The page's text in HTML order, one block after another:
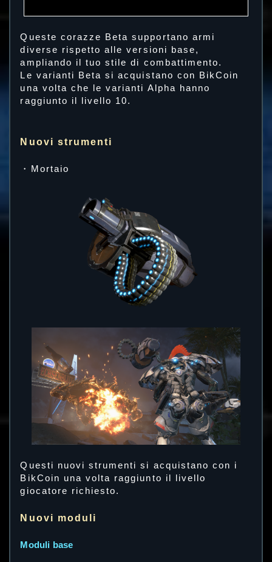
Queste corazze Beta supportano armi
diverse rispetto alle versioni base,
ampliando il tuo stile di combattimento.
Le varianti Beta si acquistano con BikCoin
una volta che le varianti Alpha hanno
raggiunto il livello 10.
Nuovi strumenti
・Mortaio
Questi nuovi strumenti si acquistano con i
BikCoin una volta raggiunto il livello
giocatore richiesto.
Nuovi moduli
Moduli base